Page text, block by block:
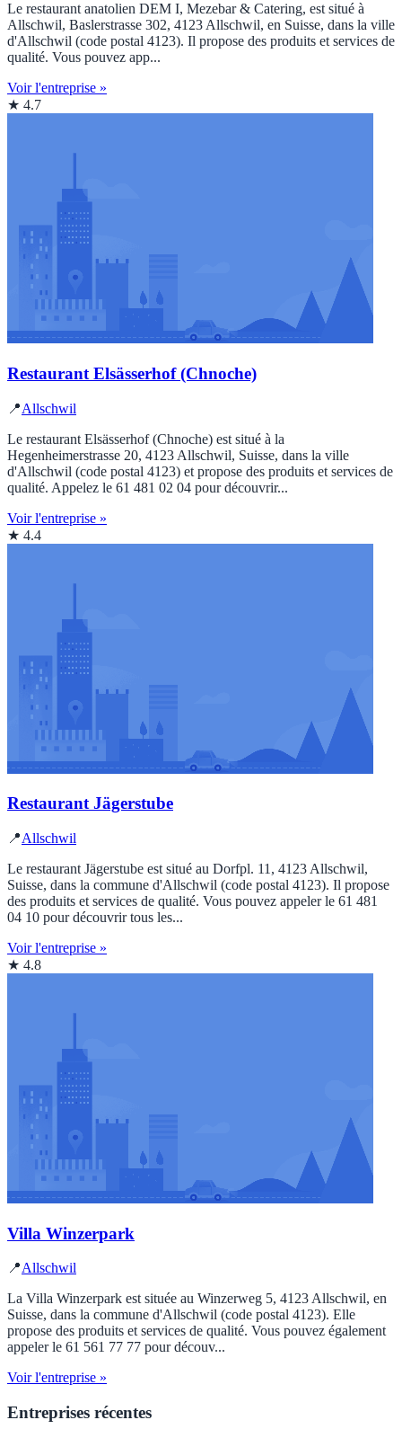
Le restaurant anatolien DEM I, Mezebar & Catering, est situé à
Allschwil, Baslerstrasse 302, 4123 Allschwil, en Suisse, dans la ville
d'Allschwil (code postal 4123). Il propose des produits et services de
qualité. Vous pouvez app...
Voir l'entreprise »
★ 4.7
Restaurant Elsässerhof (Chnoche)
📍Allschwil
Le restaurant Elsässerhof (Chnoche) est situé à la
Hegenheimerstrasse 20, 4123 Allschwil, Suisse, dans la ville
d'Allschwil (code postal 4123) et propose des produits et services de
qualité. Appelez le 61 481 02 04 pour découvrir...
Voir l'entreprise »
★ 4.4
Restaurant Jägerstube
📍Allschwil
Le restaurant Jägerstube est situé au Dorfpl. 11, 4123 Allschwil,
Suisse, dans la commune d'Allschwil (code postal 4123). Il propose
des produits et services de qualité. Vous pouvez appeler le 61 481
04 10 pour découvrir tous les...
Voir l'entreprise »
★ 4.8
Villa Winzerpark
📍Allschwil
La Villa Winzerpark est située au Winzerweg 5, 4123 Allschwil, en
Suisse, dans la commune d'Allschwil (code postal 4123). Elle
propose des produits et services de qualité. Vous pouvez également
appeler le 61 561 77 77 pour découv...
Voir l'entreprise »
Entreprises récentes